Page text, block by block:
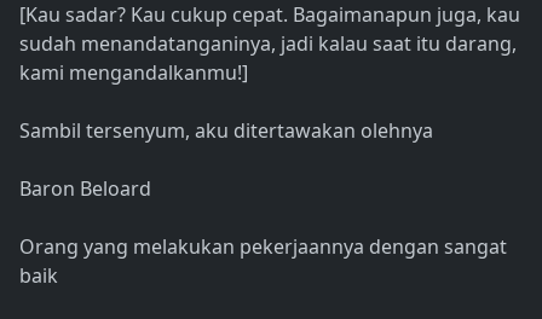
[Kau sadar? Kau cukup cepat. Bagaimanapun juga, kau
sudah menandatanganinya, jadi kalau saat itu darang,
kami mengandalkanmu!]
Sambil tersenyum, aku ditertawakan olehnya
Baron Beloard
Orang yang melakukan pekerjaannya dengan sangat
baik